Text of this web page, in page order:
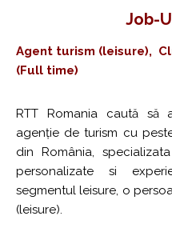
Job-
Agent turism (leisure),
(Full time)
RTT Romania caută să
agenție de turism cu
din România,
personalizate si
segmentul leisure, o
(leisure).